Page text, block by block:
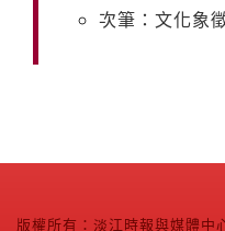
次筆：文化象
版權所有：淡江時報與媒體中